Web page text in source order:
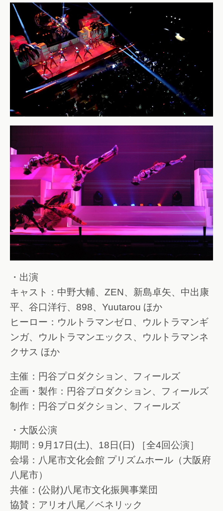
・出演
キャスト：中野大輔、ZEN、新島卓矢、中出康
平、谷口洋行、898、Yuutarou ほか
ヒーロー：ウルトラマンゼロ、ウルトラマンギ
ンガ、ウルトラマンエックス、ウルトラマンネ
クサス ほか
主催：円谷プロダクション、フィールズ
企画・製作：円谷プロダクション、フィールズ
制作：円谷プロダクション、フィールズ
・大阪公演
期間：9月17日(土)、18日(日) ［全4回公演］
会場：八尾市文化会館 プリズムホール（大阪府
八尾市）
共催：(公財)八尾市文化振興事業団
協賛：アリオ八尾／ベネリック